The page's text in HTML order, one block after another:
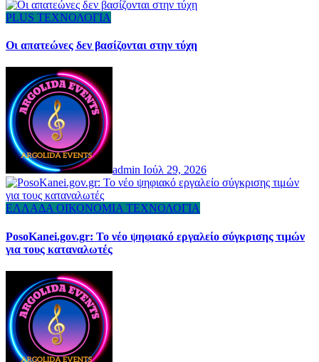
PLUS ΤΕΧΝΟΛΟΓΙΑ
Οι απατεώνες δεν βασίζονται στην τύχη
admin Ιούλ 29, 2026
ΕΛΛΑΔΑ ΟΙΚΟΝΟΜΙΑ ΤΕΧΝΟΛΟΓΙΑ
PosoKanei.gov.gr: Το νέο ψηφιακό εργαλείο σύγκρισης τιμών
για τους καταναλωτές